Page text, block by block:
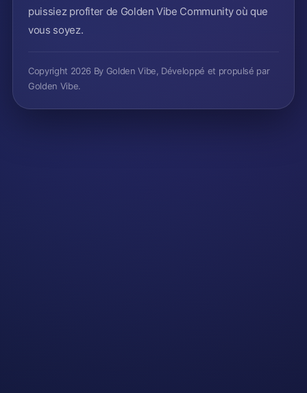
puissiez profiter de Golden Vibe Community où que
vous soyez.
Copyright 2026 By Golden Vibe, Développé et propulsé par
Golden Vibe.